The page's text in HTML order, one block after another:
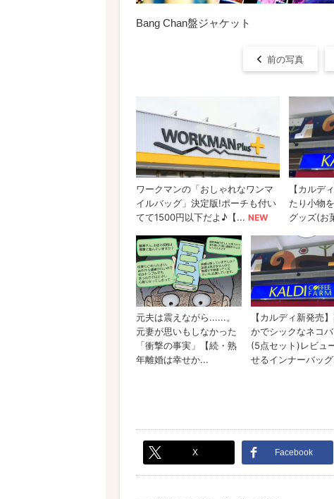
Bang Chan盤ジャケット
前の写真
X Facebook